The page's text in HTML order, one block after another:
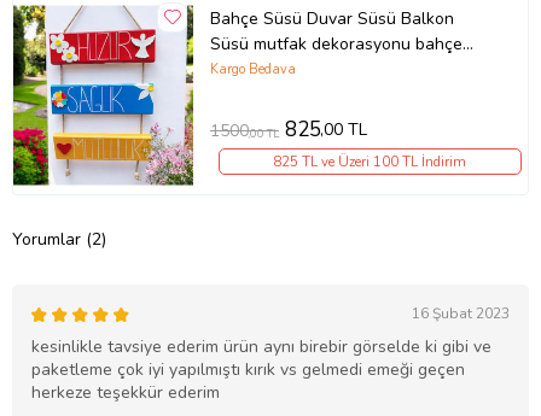
Bahçe Süsü Duvar Süsü Balkon
Süsü mutfak dekorasyonu bahçe
dekorasyonu ev dekorasyonu duvar
Süsü Hediyelik Eşya Ölçü 60*30
(Çok Renkli)
Kargo Bedava
1500,00 TL 825,00 TL
825 TL ve Üzeri 100 TL İndirim
Yorumlar (2)
16 Şubat 2023
kesinlikle tavsiye ederim ürün aynı birebir görselde ki gibi ve
paketleme çok iyi yapılmıştı kırık vs gelmedi emeği geçen
herkeze teşekkür ederim